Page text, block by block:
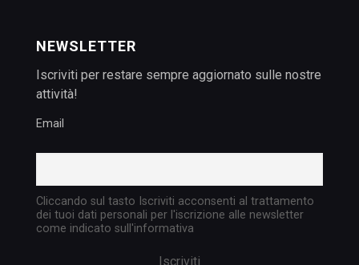
NEWSLETTER
Iscriviti per restare sempre aggiornato sulle nostre
attività!
Email
Cliccando sul tasto Iscriviti acconsenti al trattamento
dei tuoi dati personali per l'iscrizione alle newsletter
come indicato sull'informativa